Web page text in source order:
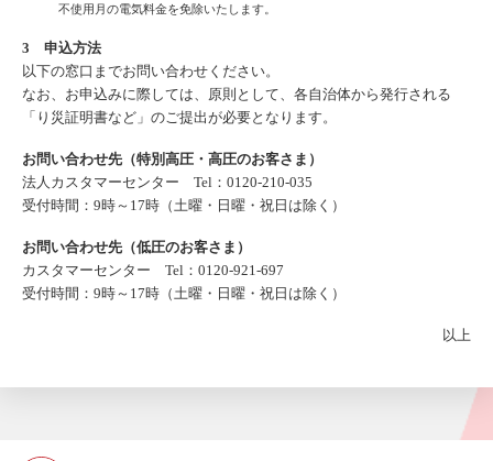
不使用月の電気料金を免除いたします。
3 申込方法
以下の窓口までお問い合わせください。
なお、お申込みに際しては、原則として、各自治体から発行される
「り災証明書など」のご提出が必要となります。
お問い合わせ先（特別高圧・高圧のお客さま）
法人カスタマーセンター Tel： 0120-210-035
受付時間：9時～17時（土曜・日曜・祝日は除く）
お問い合わせ先（低圧のお客さま）
カスタマーセンター Tel： 0120-921-697
受付時間：9時～17時（土曜・日曜・祝日は除く）
以上